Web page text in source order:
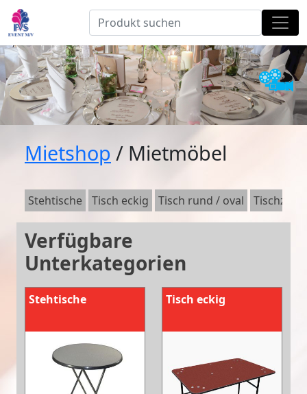
Mietshop / Mietmöbel
Stehtische Tisch eckig Tisch rund / oval
Verfügbare
Unterkategorien
Stehtische Tisch eckig